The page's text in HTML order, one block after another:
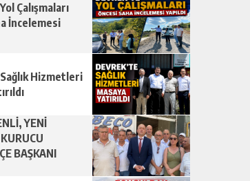
Çalışmaları
İncelemesi
Hizmetleri
YENİ
BAŞKANI